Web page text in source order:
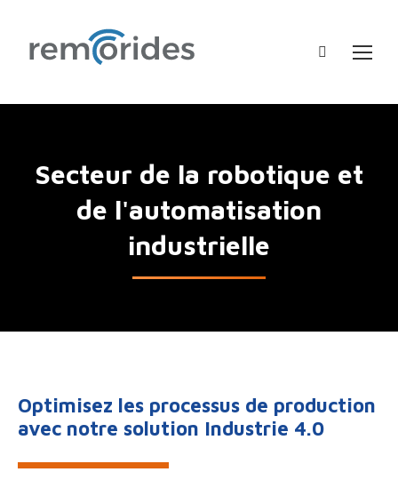
Recherche
Secteur de la robotique et
de l'automatisation
industrielle
Optimisez les processus de production
avec notre solution Industrie 4.0